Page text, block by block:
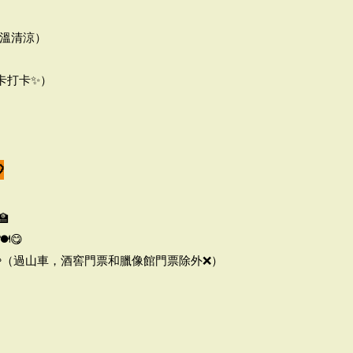
清涼）
卡✨）
🍽️😋
過山車，酒窖門票和臘像館門票除外❌）